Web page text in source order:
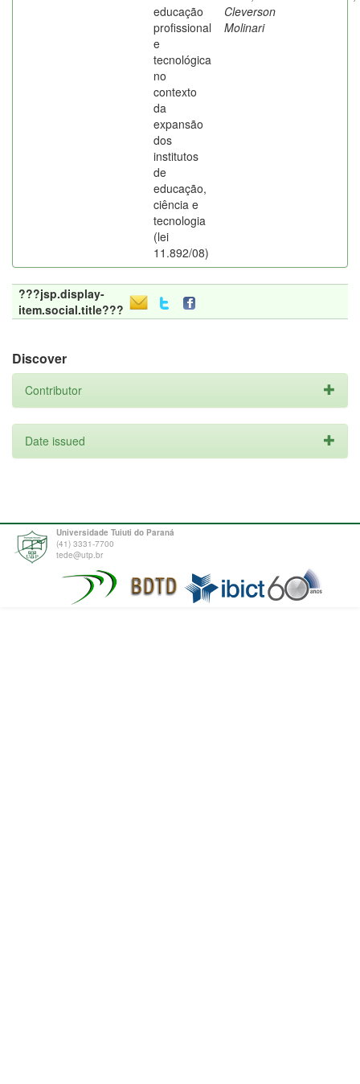
educação
profissional
e
tecnológica
no
contexto
da
expansão
dos
institutos
de
educação,
ciência e
tecnologia
(lei
11.892/08)
Cleverson
Molinari
???jsp.display-
item.social.title???
Discover
Contributor
Date issued
Universidade Tuiuti do Paraná
(41) 3331-7700
tede@utp.br